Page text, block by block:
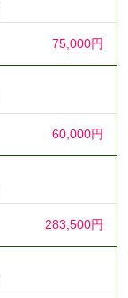
75,000円
60,000円
283,500円